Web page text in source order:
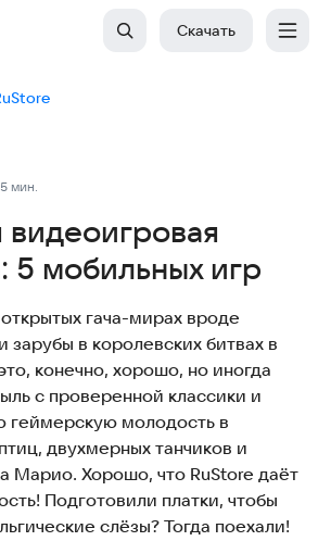
Скачать
5 мин.
5 мобильных игр
гача-мирах вроде
зарубы в королевских битвах в
конечно, хорошо, но иногда
с проверенной классики и
геймерскую молодость в
двухмерных танчиков и
Марио. Хорошо, что RuStore даёт
Подготовили платки, чтобы
слёзы? Тогда поехали!